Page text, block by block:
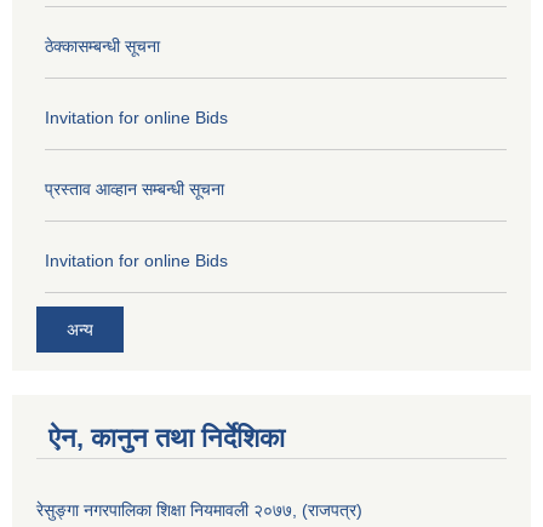
ठेक्कासम्बन्धी सूचना
Invitation for online Bids
प्रस्ताव आव्हान सम्बन्धी सूचना
Invitation for online Bids
अन्य
ऐन, कानुन तथा निर्देशिका
रेसुङ्गा नगरपालिका शिक्षा नियमावली २०७७, (राजपत्र)